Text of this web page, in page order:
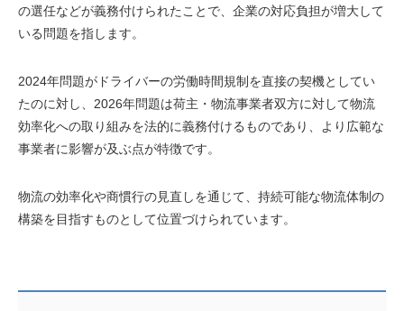
の選任などが義務付けられたことで、企業の対応負担が増大して
いる問題を指します。
2024年問題がドライバーの労働時間規制を直接の契機としてい
たのに対し、2026年問題は荷主・物流事業者双方に対して物流
効率化への取り組みを法的に義務付けるものであり、より広範な
事業者に影響が及ぶ点が特徴です。
物流の効率化や商慣行の見直しを通じて、持続可能な物流体制の
構築を目指すものとして位置づけられています。